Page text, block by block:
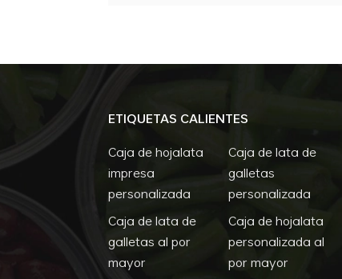
ETIQUETAS CALIENTES
Caja de hojalata
impresa
personalizada
Caja de lata de
galletas
personalizada
Caja de lata de
galletas al por
mayor
Caja de hojalata
personalizada al
por mayor